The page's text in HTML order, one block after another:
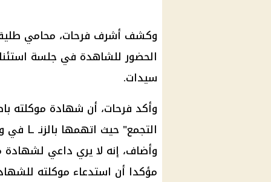
وكشف أشرف فرحات، محامي
سيدات.
وأكد فرحات، أن شهادة موكلته
التجمع" حيث اتهمها بالزنـ ـا
وأضاف، إنه لا يري داعي لشهادة
مؤكدا أن استدعاء موكلته